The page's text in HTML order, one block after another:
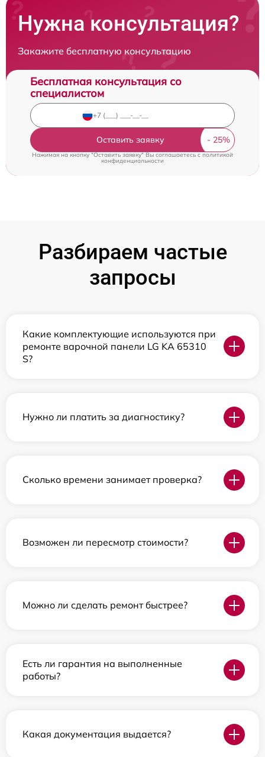
Нужна консультация?
Закажите бесплатную консультацию
Бесплатная консультация со
специалистом
Оставить заявку
Нажимая на кнопку "Оставить заявку" Вы соглашаетесь cполитикой
конфиденциальности
Разбираем частые
запросы
Какие комплектующие используются при
ремонте варочной панели LG KA 65310
S?
Нужно ли платить за диагностику?
Сколько времени занимает проверка?
Возможен ли пересмотр стоимости?
Можно ли сделать ремонт быстрее?
Есть ли гарантия на выполненные
работы?
Какая документация выдается?